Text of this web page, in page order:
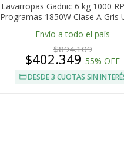
Lavarropas Gadnic 6 kg 1000
Programas 1850W Clase A Gris
Envío a todo el país
$894.109
$402.34955% OFF
DESDE 3 CUOTAS SIN